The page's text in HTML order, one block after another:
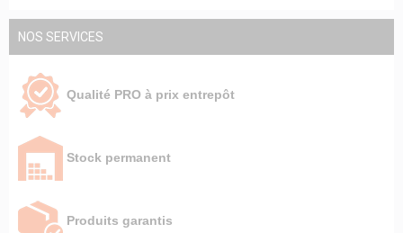
NOS SERVICES
Qualité PRO à prix entrepôt
Stock permanent
Produits garantis